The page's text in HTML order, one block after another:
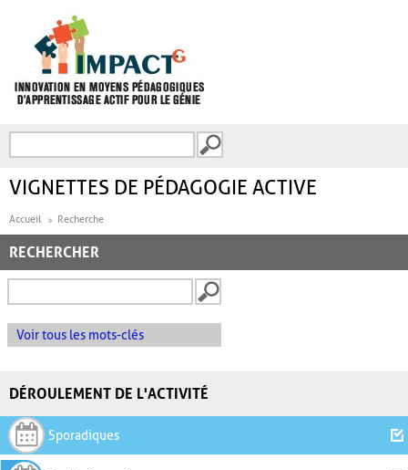
FORMULAIRE DE
VIGNETTES DE PÉDAGOGIE ACTIVE
Accueil Recherche
RECHERCHER
Voir tous les mots-clés
DÉROULEMENT DE L'ACTIVITÉ
Sporadiques